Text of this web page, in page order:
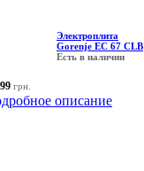
Электроплита
Gorenje EC 67 CLB
Есть в наличии
грн.
описание